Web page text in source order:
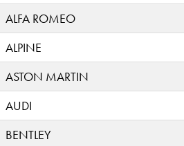
ALFA ROMEO
ALPINE
ASTON MARTIN
AUDI
BENTLEY